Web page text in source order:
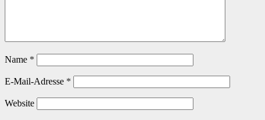
Name *
E-Mail-Adresse *
Website